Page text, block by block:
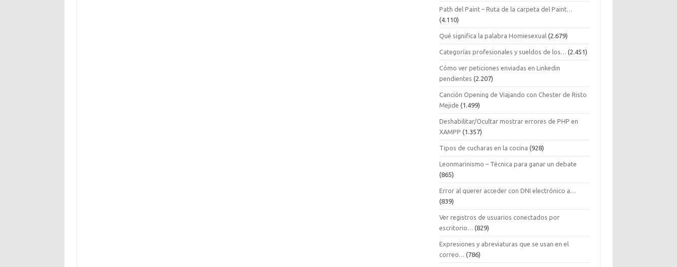
Path del Paint – Ruta de la carpeta del Paint…
(4.110)
Qué significa la palabra Homiesexual (2.679)
Categorías profesionales y sueldos de los… (2.451)
Cómo ver peticiones enviadas en Linkedin
pendientes (2.207)
Canción Opening de Viajando con Chester de Risto
Mejide (1.499)
Deshabilitar/Ocultar mostrar errores de PHP en
XAMPP (1.357)
Tipos de cucharas en la cocina (928)
Leonmarinismo – Técnica para ganar un debate
(865)
Error al querer acceder con DNI electrónico a…
(839)
Ver registros de usuarios conectados por
escritorio… (829)
Expresiones y abreviaturas que se usan en el
correo… (786)